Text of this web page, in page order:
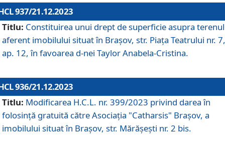
937/21.12.2023
Titlu: Constituirea unui drept de superficie asupra
aferent imobilului situat în Brașov, str. Piața Teatrului nr. 7,
ap. 12, în favoarea d-nei Taylor Anabela-Cristina.
936/21.12.2023
Titlu: Modificarea H.C.L. nr. 399/2023 privind darea în
folosinţă gratuită către Asociaţia "Catharsis" Brașov, a
imobilului situat în Braşov, str. Mărăşeşti nr. 2 bis.